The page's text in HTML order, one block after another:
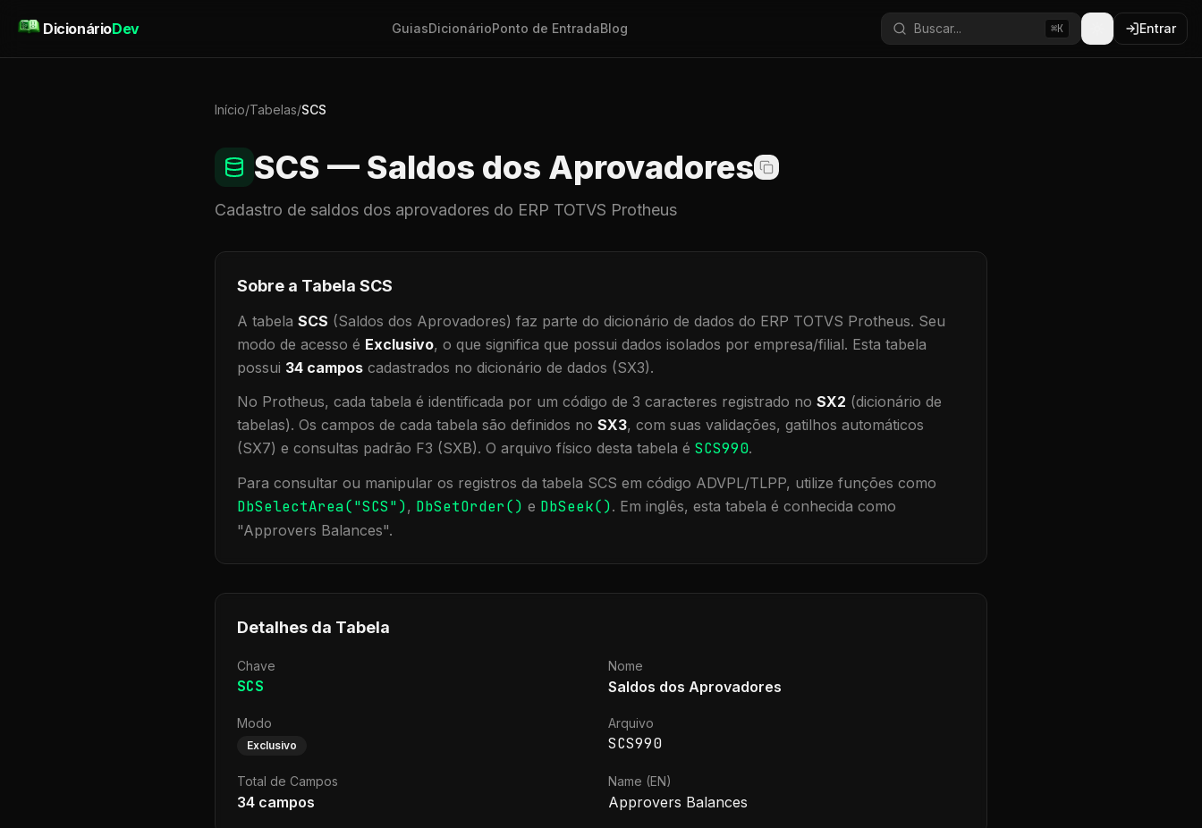
DicionárioDev GuiasDicionárioPonto de EntradaBlog Buscar... ⌘K Entrar
Início/Tabelas/SCS
SCS — Saldos dos Aprovadores
Cadastro de saldos dos aprovadores do ERP TOTVS Protheus
Sobre a Tabela SCS
A tabela SCS (Saldos dos Aprovadores) faz parte do dicionário de dados do ERP TOTVS Protheus. Seu
modo de acesso é Exclusivo, o que significa que possui dados isolados por empresa/filial. Esta tabela
possui 34 campos cadastrados no dicionário de dados (SX3).
No Protheus, cada tabela é identificada por um código de 3 caracteres registrado no SX2 (dicionário de
tabelas). Os campos de cada tabela são definidos no SX3, com suas validações, gatilhos automáticos
(SX7) e consultas padrão F3 (SXB). O arquivo físico desta tabela é SCS990.
Para consultar ou manipular os registros da tabela SCS em código ADVPL/TLPP, utilize funções como
DbSelectArea("SCS"), DbSetOrder() e DbSeek(). Em inglês, esta tabela é conhecida como
"Approvers Balances".
Detalhes da Tabela
Chave
SCS
Nome
Saldos dos Aprovadores
Modo
Exclusivo
Arquivo
SCS990
Total de Campos
34 campos
Name (EN)
Approvers Balances